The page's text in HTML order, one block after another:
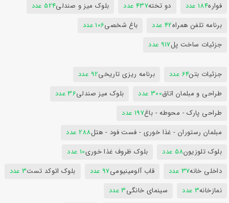
فواره184 عدد دو تخته437 عدد بلوک میز و صندلی524 عدد
برنامه تلفن همراه42 عدد باغ شخصی106 عدد
جزئیات ساخت پل917 عدد
جزئیات بتن64 عدد برنامه ریزی تاریخی92 عدد
طراحی و مبلمان اتاق300 عدد بلوک میز صندلی36 عدد
طراحی پارک - محوطه - باغ197 عدد
مبلمان رستوران - غذا خوری - فست فود - هتل288 عدد
بلوک تلوزیون58 عدد بلوک ظروف غذا خوری10 عدد
داخلی خانه37 عدد قاب آلومینیومی97 عدد بلوک اتوکد تست3 عدد
نمازخانه3 عدد سینمای خانگی3 عدد